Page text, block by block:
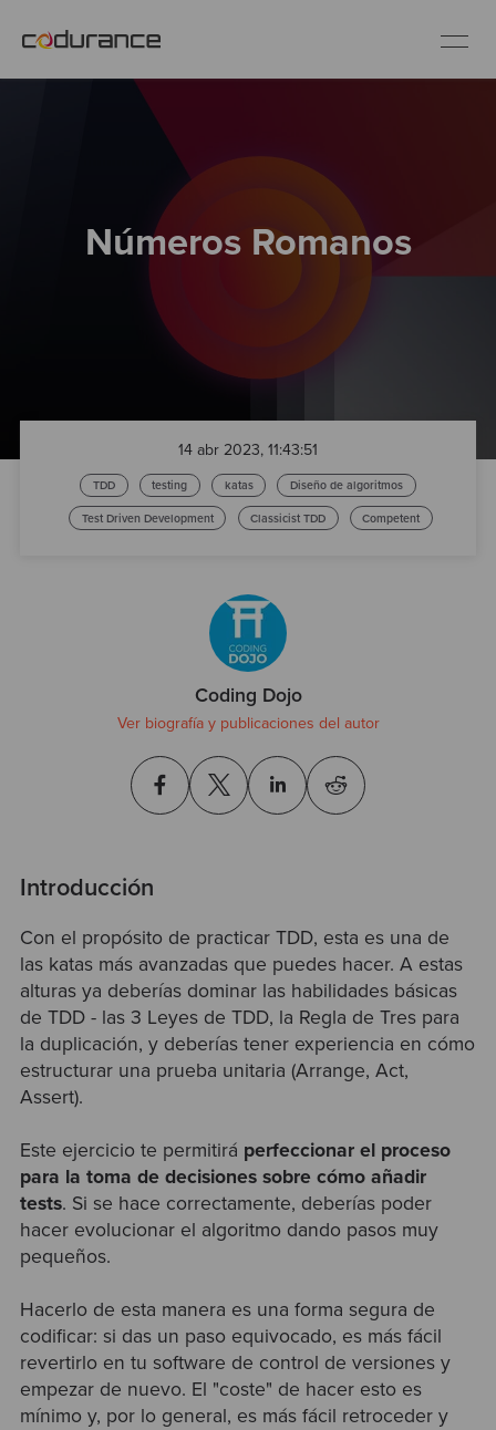
Servicios
Buenas prácticas
Números Romanos
14 abr 2023, 11:43:51
TDD testing katas Diseño de algoritmos
Test Driven Development Classicist TDD Competent
Coding Dojo
Ver biografía y publicaciones del autor
Introducción
Con el propósito de practicar TDD, esta es una de
las katas más avanzadas que puedes hacer. A estas
alturas ya deberías dominar las habilidades básicas
de TDD - las 3 Leyes de TDD, la Regla de Tres para
la duplicación, y deberías tener experiencia en cómo
estructurar una prueba unitaria (Arrange, Act,
Assert).
Este ejercicio te permitirá perfeccionar el proceso
para la toma de decisiones sobre cómo añadir
tests. Si se hace correctamente, deberías poder
hacer evolucionar el algoritmo dando pasos muy
pequeños.
Hacerlo de esta manera es una forma segura de
codificar: si das un paso equivocado, es más fácil
revertirlo en tu software de control de versiones y
empezar de nuevo. El "coste" de hacer esto es
mínimo y, por lo general, es más fácil retroceder y